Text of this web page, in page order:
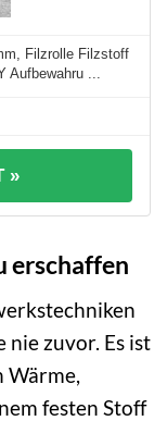
Filzrolle Filzstoff
Aufbewahru ...
»
erschaffen
zuvor. Es ist
Wärme,
festen Stoff